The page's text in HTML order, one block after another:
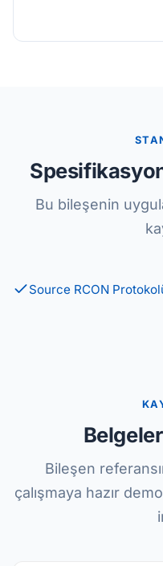
Bu bileşenin
Source RCON
Bileşen
çalışmaya hazır